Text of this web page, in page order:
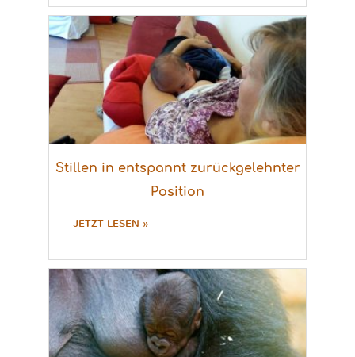
Stillen in entspannt zurückgelehnter
Position
JETZT LESEN »